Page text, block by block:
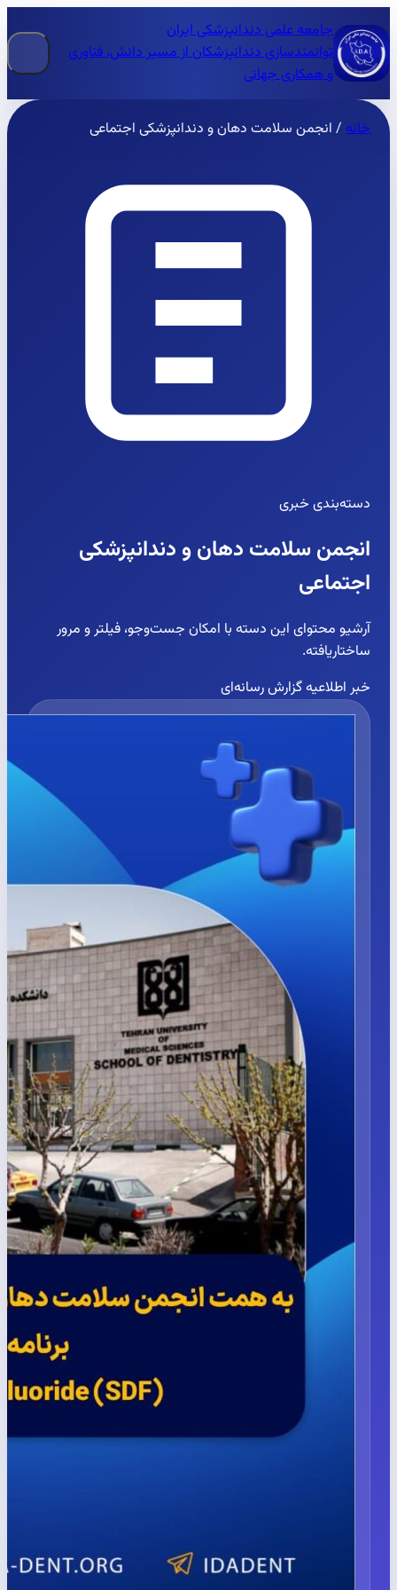
جامعه علمی دندانپزشکی ایران
توانمندسازی دندانپزشکان از مسیر دانش، فناوری
و همکاری جهانی
خانه / انجمن سلامت دهان و دندانپزشکی اجتماعی
دسته‌بندی خبری
انجمن سلامت دهان و دندانپزشکی
اجتماعی
آرشیو محتوای این دسته با امکان جست‌وجو، فیلتر و مرور
ساختاریافته.
خبر اطلاعیهگزارش رسانه‌ای